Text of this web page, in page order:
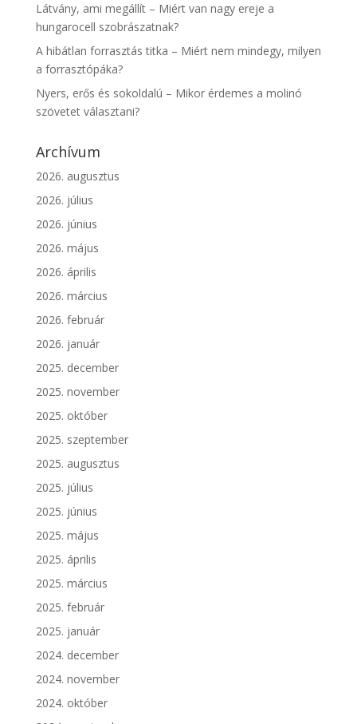
Látvány, ami megállít – Miért van nagy ereje a
hungarocell szobrászatnak?
A hibátlan forrasztás titka – Miért nem mindegy, milyen
a forrasztópáka?
Nyers, erős és sokoldalú – Mikor érdemes a molinó
szövetet választani?
Archívum
2026. augusztus
2026. július
2026. június
2026. május
2026. április
2026. március
2026. február
2026. január
2025. december
2025. november
2025. október
2025. szeptember
2025. augusztus
2025. július
2025. június
2025. május
2025. április
2025. március
2025. február
2025. január
2024. december
2024. november
2024. október